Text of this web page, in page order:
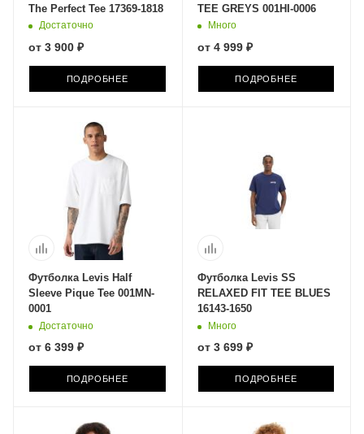
The Perfect Tee 17369-1818
Достаточно
от 3 900 ₽
ПОДРОБНЕЕ
TEE GREYS 001HI-0006
Много
от 4 999 ₽
ПОДРОБНЕЕ
Футболка Levis Half
Sleeve Pique Tee 001MN-
0001
Достаточно
от 6 399 ₽
ПОДРОБНЕЕ
Футболка Levis SS
RELAXED FIT TEE BLUES
16143-1650
Много
от 3 699 ₽
ПОДРОБНЕЕ